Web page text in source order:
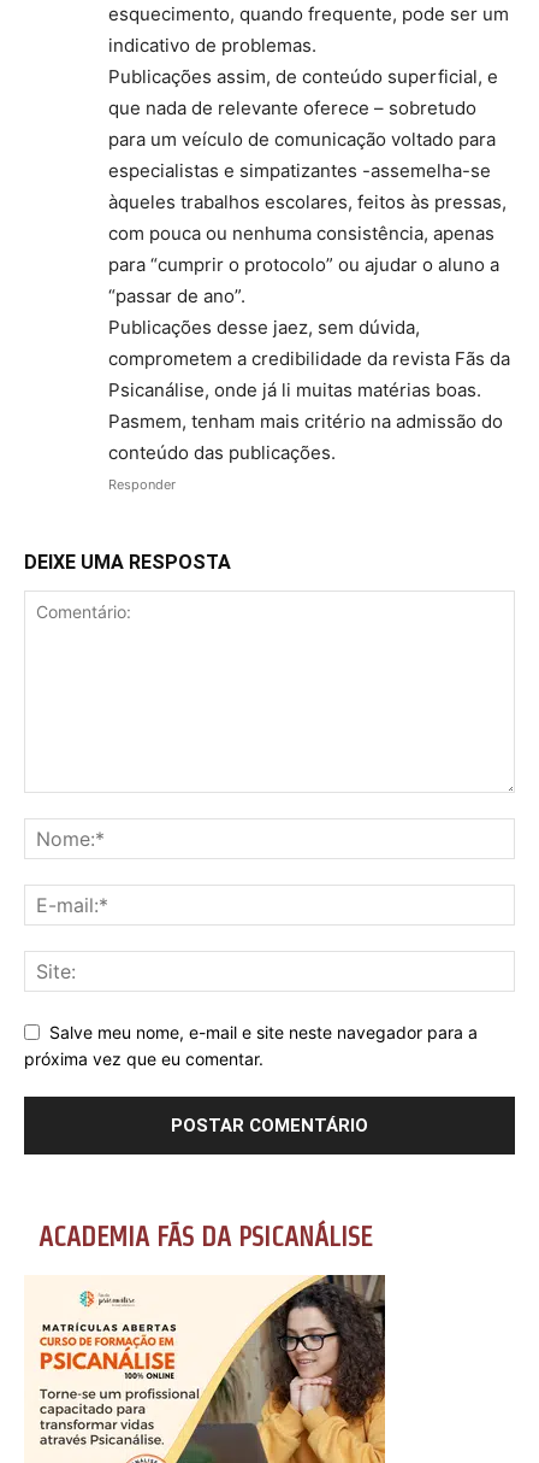
esquecimento, quando frequente, pode ser um
indicativo de problemas.
Publicações assim, de conteúdo superficial, e
que nada de relevante oferece – sobretudo
para um veículo de comunicação voltado para
especialistas e simpatizantes -assemelha-se
àqueles trabalhos escolares, feitos às pressas,
com pouca ou nenhuma consistência, apenas
para “cumprir o protocolo” ou ajudar o aluno a
“passar de ano”.
Publicações desse jaez, sem dúvida,
comprometem a credibilidade da revista Fãs da
Psicanálise, onde já li muitas matérias boas.
Pasmem, tenham mais critério na admissão do
conteúdo das publicações.
Responder
DEIXE UMA RESPOSTA
Salve meu nome, e-mail e site neste navegador para a
próxima vez que eu comentar.
ACADEMIA FÃS DA PSICANÁLISE